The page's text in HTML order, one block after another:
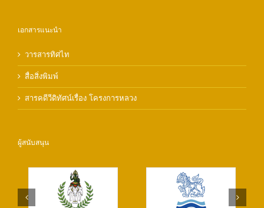
เอกสารแนะนำ
วารสารทิศไท
สื่อสิ่งพิมพ์
สารคดีวีดิทัศน์เรื่อง โครงการหลวง
ผู้สนับสนุน